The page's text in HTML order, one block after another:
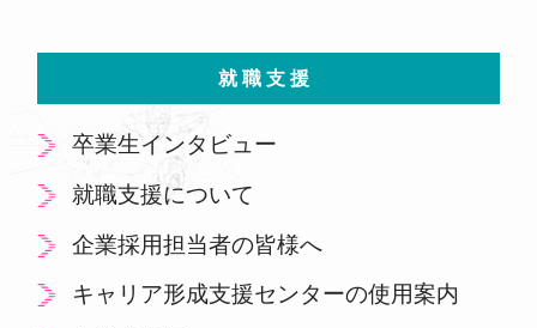
就職支援
卒業生インタビュー
就職支援について
企業採用担当者の皆様へ
キャリア形成支援センターの使用案内